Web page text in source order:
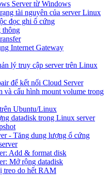
Server từ Windows
tài nguyên của server Linux
đọc ghi ổ cứng
thông
Internet Gateway
lý truy cập server trên Linux
để kết nối Cloud Server
và cấu hình mount volume trong
Ubuntu/Linux
datadisk trong Linux server
- Tăng dung lượng ổ cứng
Add & format disk
Mở rộng datadisk
treo do hết RAM